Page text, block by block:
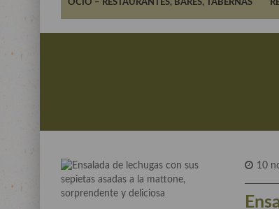
OCIO – RESTAURANTES, BARES, TABERNAS
10